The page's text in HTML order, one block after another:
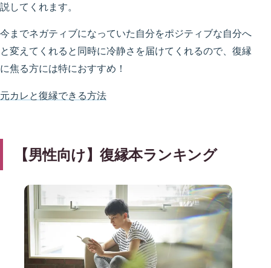
説してくれます。
今までネガティブになっていた自分をポジティブな自分へ
と変えてくれると同時に冷静さを届けてくれるので、復縁
に焦る方には特におすすめ！
元カレと復縁できる方法
【男性向け】復縁本ランキング